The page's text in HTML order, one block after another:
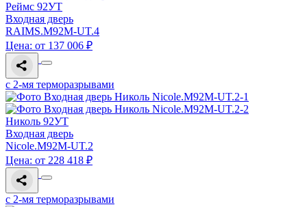
Реймс 92УТ
Входная дверь
RAIMS.M92M-UT.4
Цена: от 137 006 ₽
с 2-мя терморазрывами
Николь 92УТ
Входная дверь
Nicole.M92M-UT.2
Цена: от 228 418 ₽
с 2-мя терморазрывами